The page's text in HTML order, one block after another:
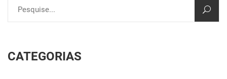
CATEGORIAS